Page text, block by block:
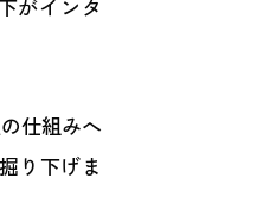
がインタ
仕組みへ
り下げま